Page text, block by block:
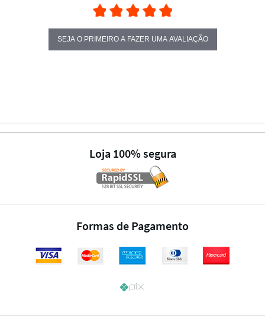
SEJA O PRIMEIRO A FAZER UMA AVALIAÇÃO